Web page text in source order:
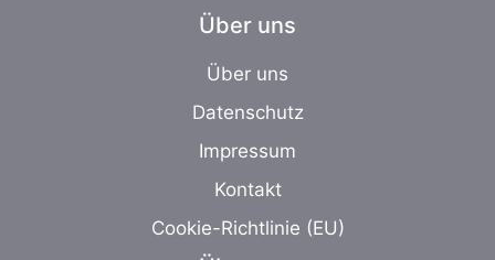
Über uns
Über uns
Datenschutz
Impressum
Kontakt
Cookie-Richtlinie (EU)